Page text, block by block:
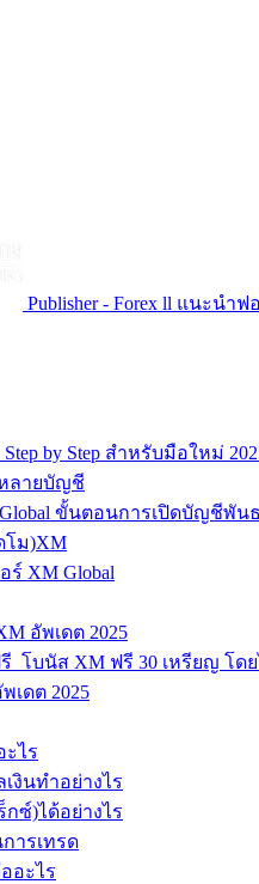
Publisher - Forex ll แนะนำ
by Step สำหรับมือใหม่
ลายบัญชี
ขั้นตอนการเปิดบัญชีพันธ
โม)XM
XM Global
อัพเดต 2025
โบนัส XM ฟรี 30 เหรียญ โดย
เดต 2025
ะไร
งินทำอย่างไร
กซ์)ได้อย่างไร
ารเทรด
ออะไร